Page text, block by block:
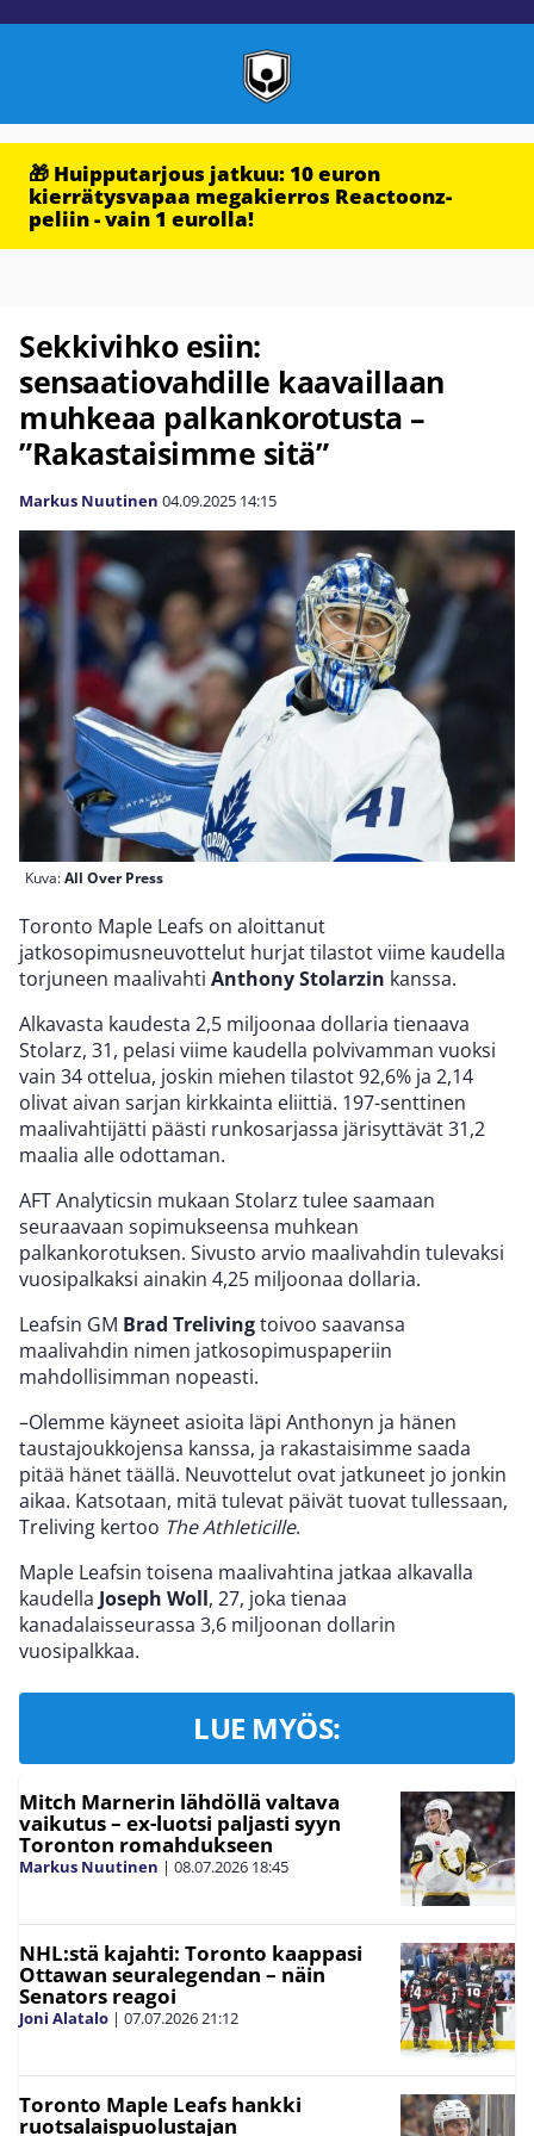
🎁 Huipputarjous jatkuu: 10 euron
kierrätysvapaa megakierros Reactoonz-
peliin - vain 1 eurolla!
Sekkivihko esiin:
sensaatiovahdille kaavaillaan
muhkeaa palkankorotusta –
”Rakastaisimme sitä”
Markus Nuutinen 04.09.2025 14:15
Kuva:All Over Press
Toronto Maple Leafs on aloittanut
jatkosopimusneuvottelut hurjat tilastot viime kaudella
torjuneen maalivahti Anthony Stolarzin kanssa.
Alkavasta kaudesta 2,5 miljoonaa dollaria tienaava
Stolarz, 31, pelasi viime kaudella polvivamman vuoksi
vain 34 ottelua, joskin miehen tilastot 92,6% ja 2,14
olivat aivan sarjan kirkkainta eliittiä. 197-senttinen
maalivahtijätti päästi runkosarjassa järisyttävät 31,2
maalia alle odottaman.
AFT Analyticsin mukaan Stolarz tulee saamaan
seuraavaan sopimukseensa muhkean
palkankorotuksen. Sivusto arvio maalivahdin tulevaksi
vuosipalkaksi ainakin 4,25 miljoonaa dollaria.
Leafsin GM Brad Trelivingtoivoo saavansa
maalivahdin nimen jatkosopimuspaperiin
mahdollisimman nopeasti.
–Olemme käyneet asioita läpi Anthonyn ja hänen
taustajoukkojensa kanssa, ja rakastaisimme saada
pitää hänet täällä. Neuvottelut ovat jatkuneet jo jonkin
aikaa. Katsotaan, mitä tulevat päivät tuovat tullessaan,
Treliving kertoo The Athleticille.
Maple Leafsin toisena maalivahtina jatkaa alkavalla
kaudella Joseph Woll, 27, joka tienaa
kanadalaisseurassa 3,6 miljoonan dollarin
vuosipalkkaa.
LUE MYÖS:
Mitch Marnerin lähdöllä valtava
vaikutus – ex-luotsi paljasti syyn
Toronton romahdukseen
Markus Nuutinen | 08.07.2026 18:45
NHL:stä kajahti: Toronto kaappasi
Ottawan seuralegendan – näin
Senators reagoi
Joni Alatalo | 07.07.202621:12
Toronto Maple Leafs hankki
ruotsalaispuolustajan